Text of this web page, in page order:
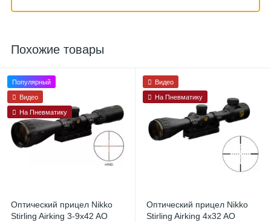
Похожие товары
Популярный
Видео
На Пневматику
Оптический прицел Nikko
Stirling Airking 3-9x42 AO
Видео
На Пневматику
Оптический прицел Nikko
Stirling Airking 4x32 AO